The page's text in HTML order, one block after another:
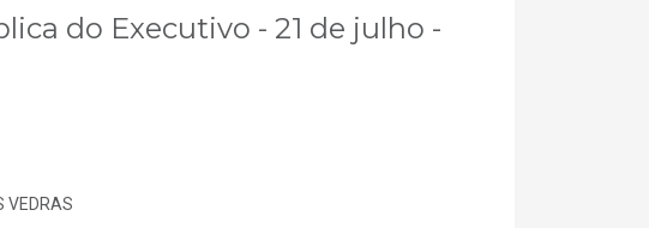
do Executivo - 21 de julho -
VEDRAS